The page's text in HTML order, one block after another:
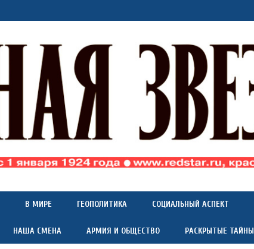
В МИРЕ ГЕОПОЛИТИКА СОЦИАЛЬНЫЙ АСПЕКТ
НАША СМЕНА АРМИЯ И ОБЩЕСТВО РАСКРЫТЫЕ ТАЙНЫ